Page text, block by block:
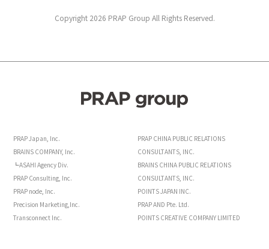
Copyright 2026 PRAP Group All Rights Reserved.
PRAP Japan, Inc.
BRAINS COMPANY, Inc.
┗ASAHI Agency Div.
PRAP Consulting, Inc.
PRAP node, Inc.
Precision Marketing,Inc.
Transconnect Inc.
PRAP CHINA PUBLIC RELATIONS
CONSULTANTS, INC.
BRAINS CHINA PUBLIC RELATIONS
CONSULTANTS, INC.
POINTS JAPAN INC.
PRAP AND Pte. Ltd.
POINTS CREATIVE COMPANY LIMITED